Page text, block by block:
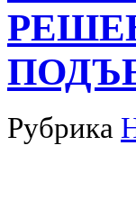
Рубрика